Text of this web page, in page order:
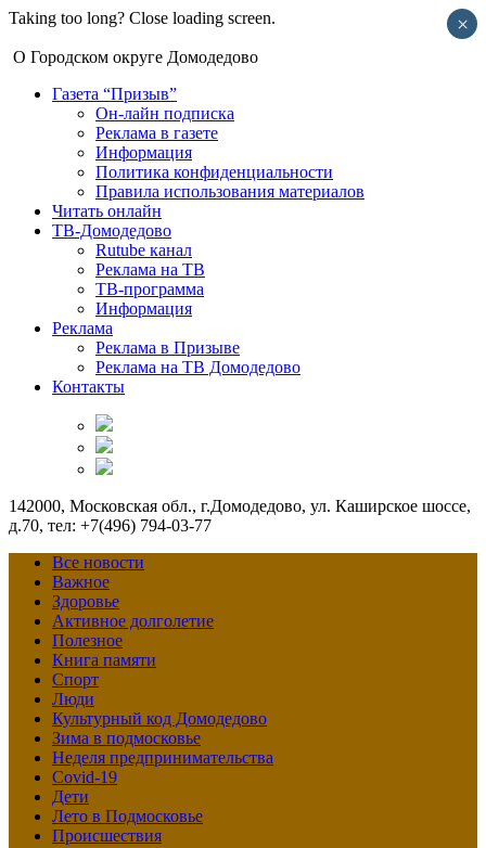
Taking too long? Close loading screen.
О Городском округе Домодедово
Газета “Призыв”
Он-лайн подписка
Реклама в газете
Информация
Политика конфиденциальности
Правила использования материалов
Читать онлайн
ТВ-Домодедово
Rutube канал
Реклама на ТВ
ТВ-программа
Информация
Реклама
Реклама в Призыве
Реклама на ТВ Домодедово
Контакты
142000, Московская обл., г.Домодедово, ул. Каширское шоссе,
д.70, тел: +7(496) 794-03-77
Все новости
Важное
Здоровье
Активное долголетие
Полезное
Книга памяти
Спорт
Люди
Культурный код Домодедово
Зима в подмосковье
Неделя предпринимательства
Covid-19
Дети
Лето в Подмосковье
Происшествия
×